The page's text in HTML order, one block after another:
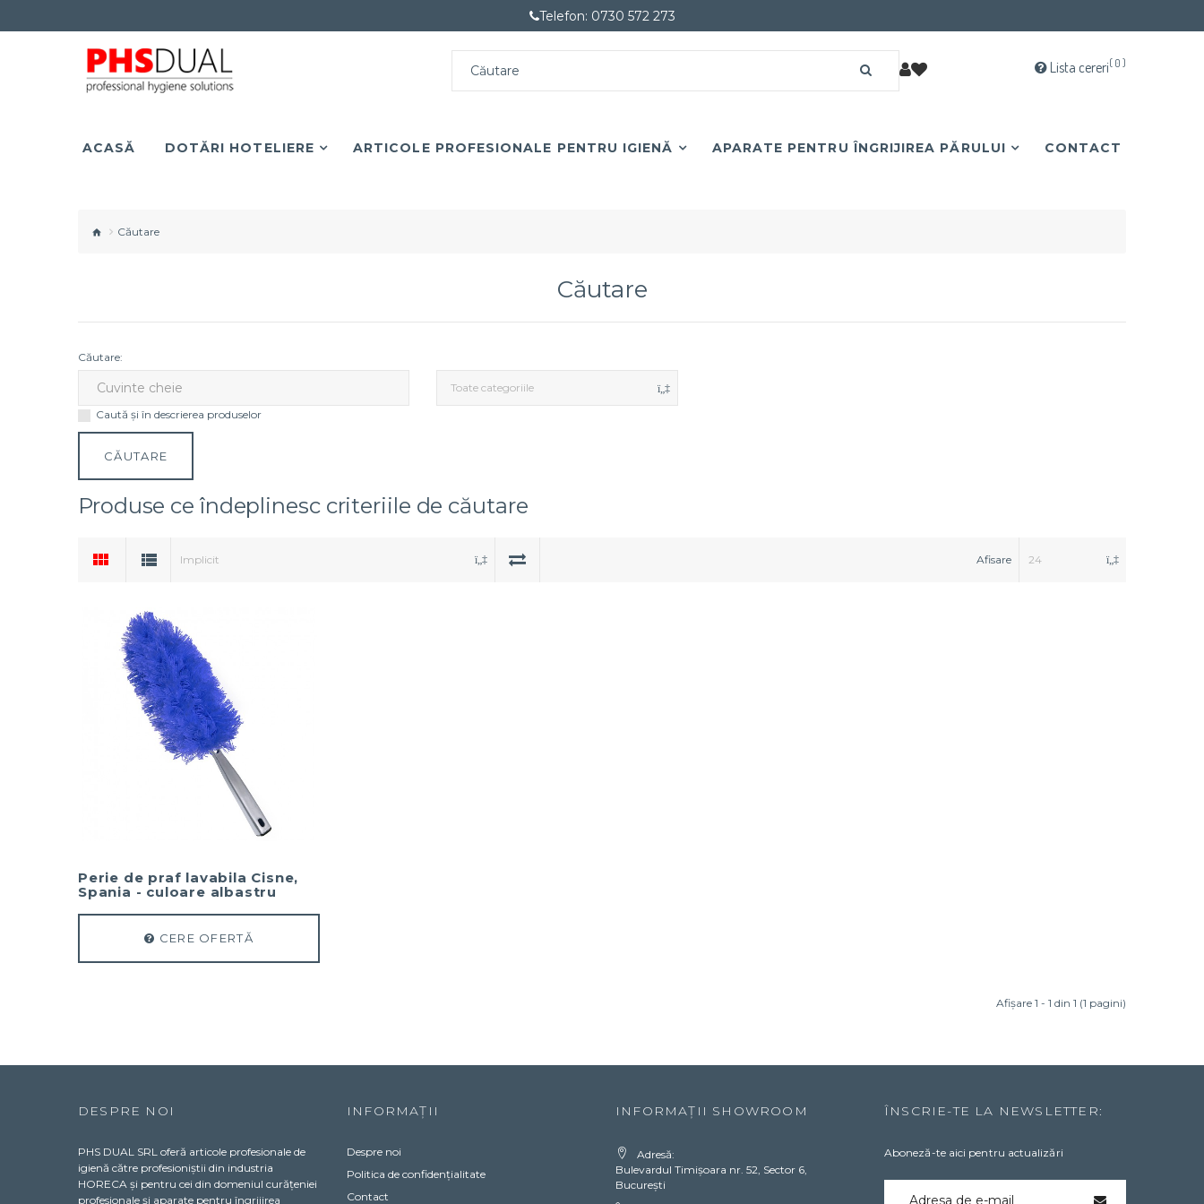
Telefon: 0730 572 273
Lista cereri( 0 )
ACASĂ DOTĂRI HOTELIERE ARTICOLE PROFESIONALE PENTRU IGIENĂ APARATE PENTRU ÎNGRIJIREA PĂRULUI CONTACT
Căutare
Căutare
Căutare:
Toate categoriile
Caută și în descrierea produselor
Produse ce îndeplinesc criteriile de căutare
Implicit Afisare 24
Perie de praf lavabila Cisne,
Spania - culoare albastru
CERE OFERTĂ
Afişare 1 - 1 din 1 (1 pagini)
DESPRE NOI
PHS DUAL SRL oferă articole profesionale de
igienă către profesioniștii din industria
HORECA și pentru cei din domeniul curățeniei
profesionale și aparate pentru îngrijirea
INFORMAȚII
Despre noi
Politica de confidențialitate
Contact
INFORMAȚII SHOWROOM
Adresă:
Bulevardul Timișoara nr. 52, Sector 6,
București
ÎNSCRIE-TE LA NEWSLETTER:
Aboneză-te aici pentru actualizări